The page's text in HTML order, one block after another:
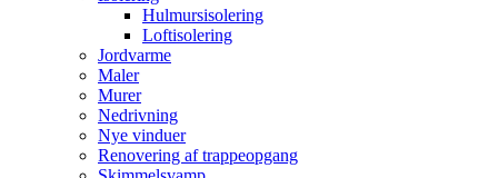
Hulmursisolering
Loftisolering
Jordvarme
Maler
Murer
Nedrivning
Nye vinduer
Renovering af trappeopgang